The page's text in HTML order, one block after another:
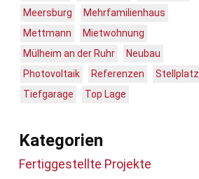
Meersburg
Mehrfamilienhaus
Mettmann
Mietwohnung
Mülheim an der Ruhr
Neubau
Photovoltaik
Referenzen
Stellplatz
Tiefgarage
Top Lage
Kategorien
Fertiggestellte Projekte